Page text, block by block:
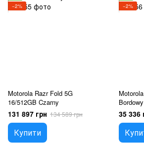
−2%
Motorola Razr Fold 5G
16/512GB Czarny
131 897 грн 134 589 грн
Купити
−2%
Bordowy
35 336